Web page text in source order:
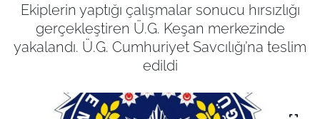
Ekiplerin yaptığı çalışmalar sonucu hırsızlığı
gerçekleştiren Ü.G. Keşan merkezinde
yakalandı. Ü.G. Cumhuriyet Savcılığı’na teslim
edildi
GÜNDEM
SAĞLIK